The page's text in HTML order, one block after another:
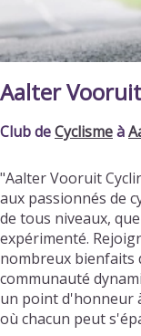
Aalter
Club deCyclismeà
"Aalter Vooruit
aux passionnés de
de tous niveaux,
expérimenté.
nombreux bienfaits
communauté
un point d'honneur
où chacun peut